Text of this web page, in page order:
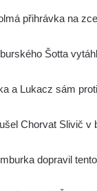
přihrávka na
Šotta
a Lukacz sám
Chorvat Slivič
dopravil